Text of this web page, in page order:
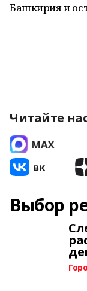
Башкирия и
Читайте
Выбор